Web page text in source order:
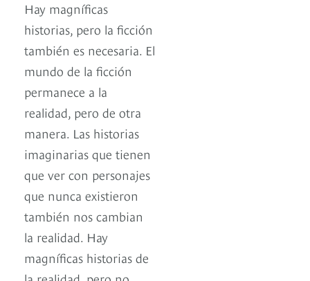
Hay magníficas
historias, pero la ficción
también es necesaria. El
mundo de la ficción
permanece a la
realidad, pero de otra
manera. Las historias
imaginarias que tienen
que ver con personajes
que nunca existieron
también nos cambian
la realidad. Hay
magníficas historias de